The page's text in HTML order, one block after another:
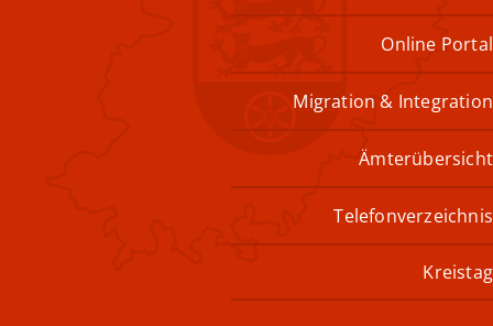
Online Portal
Migration & Integration
Ämterübersicht
Telefonverzeichnis
Kreistag